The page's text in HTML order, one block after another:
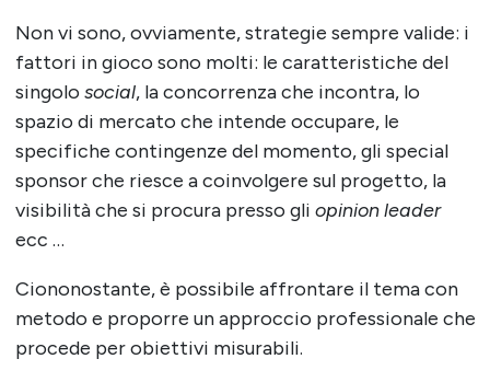
Non vi sono, ovviamente, strategie sempre valide: i
fattori in gioco sono molti: le caratteristiche del
singolo social, la concorrenza che incontra, lo
spazio di mercato che intende occupare, le
specifiche contingenze del momento, gli special
sponsor che riesce a coinvolgere sul progetto, la
visibilità che si procura presso gli opinion leader
ecc …
Ciononostante, è possibile affrontare il tema con
metodo e proporre un approccio professionale che
procede per obiettivi misurabili.